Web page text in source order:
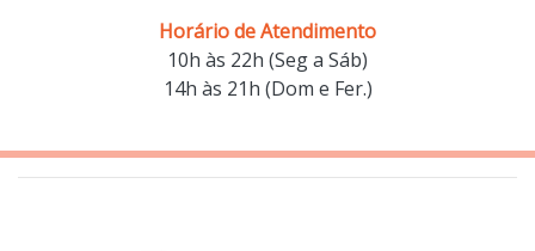
Horário de Atendimento
10h às 22h (Seg a Sáb)
14h às 21h (Dom e Fer.)